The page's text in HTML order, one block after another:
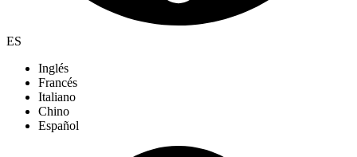
ES
Inglés
Francés
Italiano
Chino
Español